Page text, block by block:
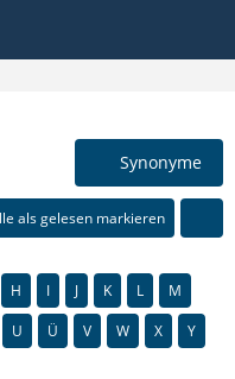
Synonyme
als gelesen markieren
H I J K L
M
U Ü V W X
Y